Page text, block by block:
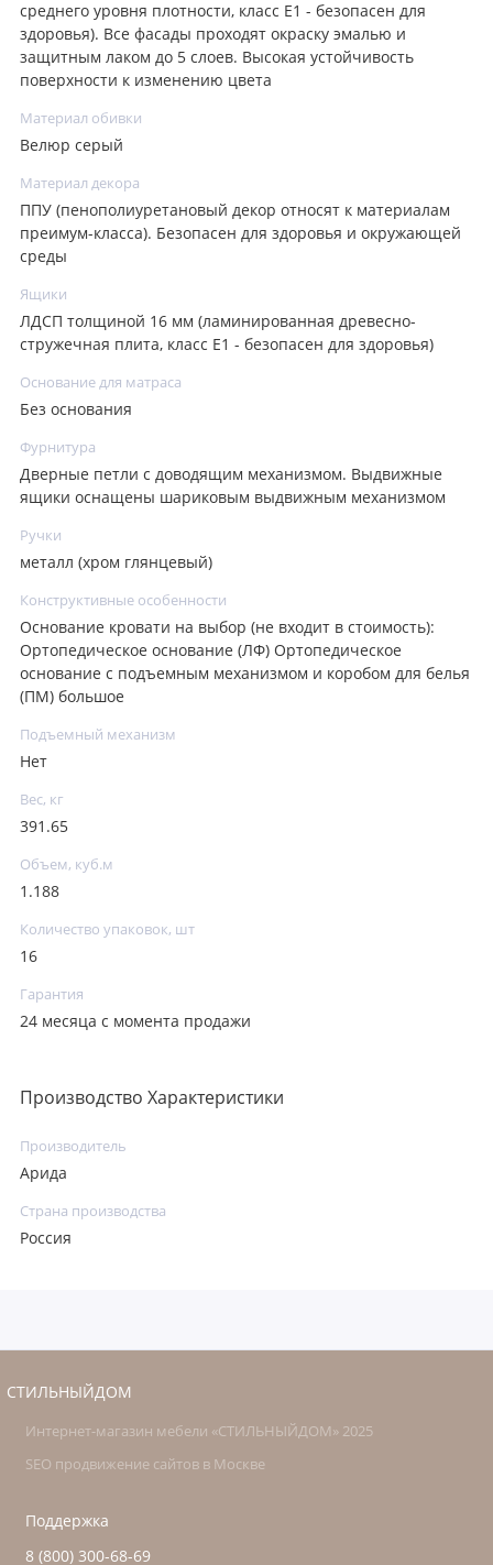
среднего уровня плотности, класс E1 - безопасен для
здоровья). Все фасады проходят окраску эмалью и
защитным лаком до 5 слоев. Высокая устойчивость
поверхности к изменению цвета
Материал обивки
Велюр серый
Материал декора
ППУ (пенополиуретановый декор относят к материалам
преимум-класса). Безопасен для здоровья и окружающей
среды
Ящики
ЛДСП толщиной 16 мм (ламинированная древесно-
стружечная плита, класс E1 - безопасен для здоровья)
Основание для матраса
Без основания
Фурнитура
Дверные петли с доводящим механизмом. Выдвижные
ящики оснащены шариковым выдвижным механизмом
Ручки
металл (хром глянцевый)
Конструктивные особенности
Основание кровати на выбор (не входит в стоимость):
Ортопедическое основание (ЛФ) Ортопедическое
основание с подъемным механизмом и коробом для белья
(ПМ) большое
Подъемный механизм
Нет
Вес, кг
391.65
Объем, куб.м
1.188
Количество упаковок, шт
16
Гарантия
24 месяца с момента продажи
Производство Характеристики
Производитель
Арида
Страна производства
Россия
СТИЛЬНЫЙДОМ
Интернет-магазин мебели «СТИЛЬНЫЙДОМ» 2025
SEO продвижение сайтов в Москве
Поддержка
8 (800) 300-68-69